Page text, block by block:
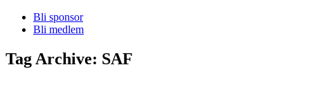
Bli sponsor
Bli medlem
Tag Archive: SAF